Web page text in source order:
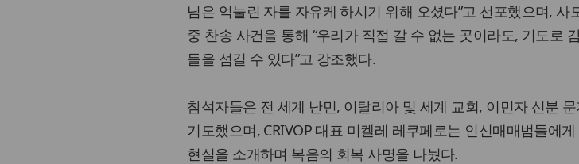
님은 억눌린 자를 자유케 하시기 위해 오셨다”고 선포했으며, 사
중 찬송 사건을 통해 “우리가 직접 갈 수 없는 곳이라도, 기도로
들을 섬길 수 있다”고 강조했다.
참석자들은 전 세계 난민, 이탈리아 및 세계 교회, 이민자 신분
기도했으며, CRIVOP 대표 미켈레 레쿠페로는 인신매매범들에
현실을 소개하며 복음의 회복 사명을 나눴다.